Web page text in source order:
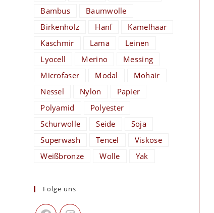
Bambus
Baumwolle
Birkenholz
Hanf
Kamelhaar
Kaschmir
Lama
Leinen
Lyocell
Merino
Messing
Microfaser
Modal
Mohair
Nessel
Nylon
Papier
Polyamid
Polyester
Schurwolle
Seide
Soja
Superwash
Tencel
Viskose
Weißbronze
Wolle Yak
Folge uns